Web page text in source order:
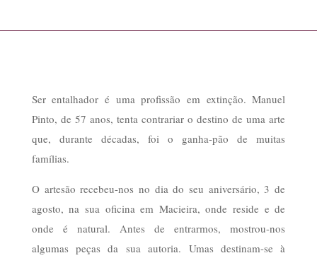
Ser entalhador é uma profissão em extinção. Manuel
Pinto, de 57 anos, tenta contrariar o destino de uma arte
que, durante décadas, foi o ganha-pão de muitas
famílias.
O artesão recebeu-nos no dia do seu aniversário, 3 de
agosto, na sua oficina em Macieira, onde reside e de
onde é natural. Antes de entrarmos, mostrou-nos
algumas peças da sua autoria. Umas destinam-se à